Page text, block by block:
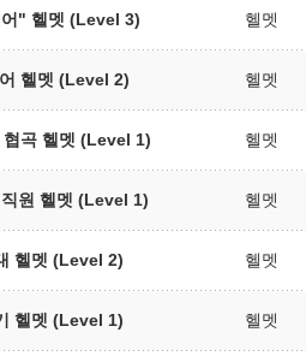
" 헬멧 (Level 3) 헬멧
헬멧 (Level 2) 헬멧
협곡 헬멧 (Level 1) 헬멧
원 헬멧 (Level 1) 헬멧
헬멧 (Level 2) 헬멧
헬멧 (Level 1) 헬멧